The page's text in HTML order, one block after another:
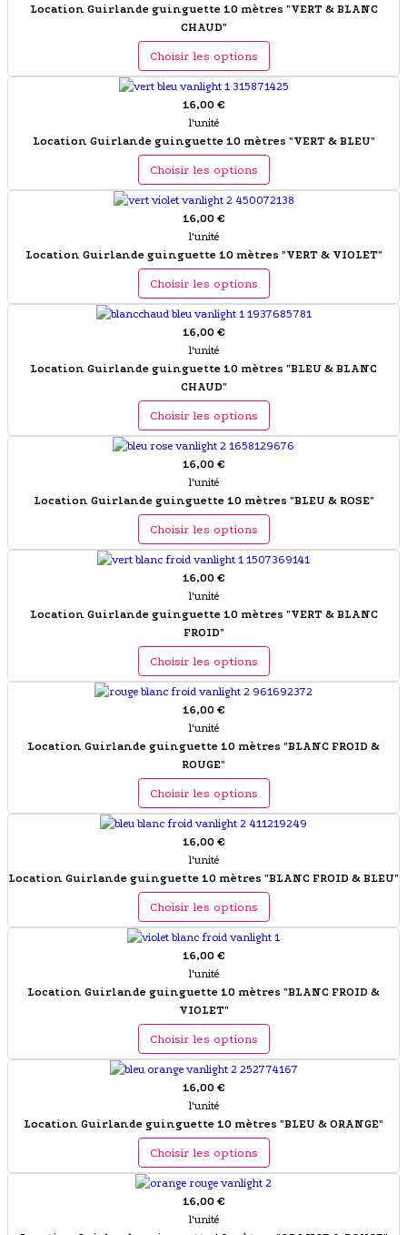
Location Guirlande guinguette 10 mètres "VERT & BLANC
CHAUD"
Choisir les options
16,00 €
l'unité
Location Guirlande guinguette 10 mètres "VERT & BLEU"
Choisir les options
16,00 €
l'unité
Location Guirlande guinguette 10 mètres "VERT & VIOLET"
Choisir les options
16,00 €
l'unité
Location Guirlande guinguette 10 mètres "BLEU & BLANC
CHAUD"
Choisir les options
16,00 €
l'unité
Location Guirlande guinguette 10 mètres "BLEU & ROSE"
Choisir les options
16,00 €
l'unité
Location Guirlande guinguette 10 mètres "VERT & BLANC
FROID"
Choisir les options
16,00 €
l'unité
Location Guirlande guinguette 10 mètres "BLANC FROID &
ROUGE"
Choisir les options
16,00 €
l'unité
Location Guirlande guinguette 10 mètres "BLANC FROID & BLEU"
Choisir les options
16,00 €
l'unité
Location Guirlande guinguette 10 mètres "BLANC FROID &
VIOLET"
Choisir les options
16,00 €
l'unité
Location Guirlande guinguette 10 mètres "BLEU & ORANGE"
Choisir les options
16,00 €
l'unité